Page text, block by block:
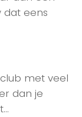
dat eens
met veel
dan je